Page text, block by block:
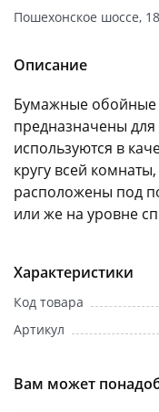
Описание
Бумажные
предназначены
используются в
кругу всей
расположены под
или же на уровне
Пошехонское шоссе, 18
Характеристики
Код товара
Артикул
Вам может